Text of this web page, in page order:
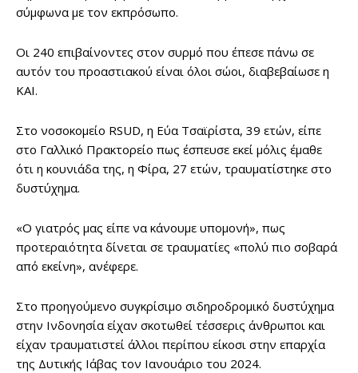
σύμφωνα με τον εκπρόσωπο.
Οι 240 επιβαίνοντες στον συρμό που έπεσε πάνω σε
αυτόν του προαστιακού είναι όλοι σώοι, διαβεβαίωσε η
KAI.
Στο νοσοκομείο RSUD, η Εύα Τσαϊρίστα, 39 ετών, είπε
στο Γαλλικό Πρακτορείο πως έσπευσε εκεί μόλις έμαθε
ότι η κουνιάδα της, η Φίρα, 27 ετών, τραυματίστηκε στο
δυστύχημα.
«Ο γιατρός μας είπε να κάνουμε υπομονή», πως
προτεραιότητα δίνεται σε τραυματίες «πολύ πιο σοβαρά
από εκείνη», ανέφερε.
Στο προηγούμενο συγκρίσιμο σιδηροδρομικό δυστύχημα
στην Ινδονησία είχαν σκοτωθεί τέσσερις άνθρωποι και
είχαν τραυματιστεί άλλοι περίπου είκοσι στην επαρχία
της Δυτικής Ιάβας τον Ιανουάριο του 2024.